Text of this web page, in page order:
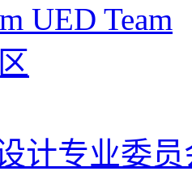
UED Team
计专业委员